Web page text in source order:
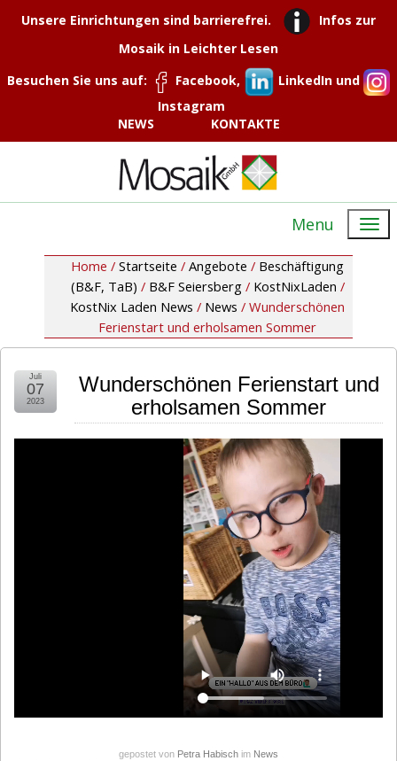
Unsere Einrichtungen sind barrierefrei.
Infos zur
Mosaik in Leichter Lesen
Besuchen Sie uns auf:
Facebook,
LinkedIn und
Instagram
NEWS
KONTAKTE
Menu
Home / Startseite / Angebote / Beschäftigung
(B&F, TaB) / B&F Seiersberg / KostNixLaden /
KostNix Laden News / News / Wunderschönen
Ferienstart und erholsamen Sommer
Wunderschönen Ferienstart und
erholsamen Sommer
Juli
07
2023
gepostet von Petra Habisch im News